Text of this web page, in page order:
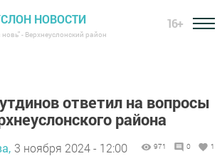
НОВОСТИ
- Верхнеуслонский район
16+
ответил на вопросы
района
3 ноября 2024 - 12:00 971 0 1